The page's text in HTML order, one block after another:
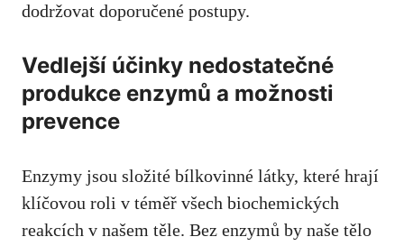
dodržovat doporučené postupy.
Vedlejší účinky nedostatečné
produkce enzymů a možnosti
prevence
Enzymy jsou složité bílkovinné látky, které hrají
klíčovou roli v téměř všech biochemických
reakcích v našem těle. Bez enzymů by naše tělo